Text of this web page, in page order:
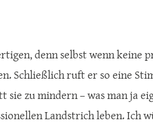
denn selbst wenn keine
Schließlich ruft er so eine
zu mindern – was man ja
Landstrich leben. Ich